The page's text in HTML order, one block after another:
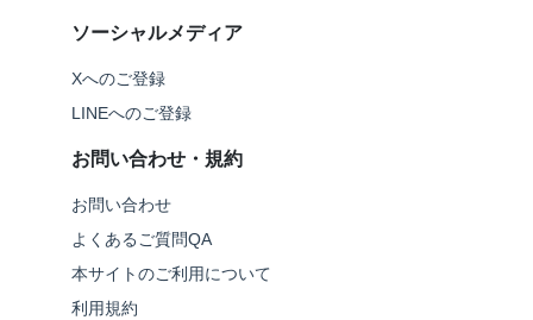
ソーシャルメディア
Xへのご登録
LINEへのご登録
お問い合わせ・規約
お問い合わせ
よくあるご質問QA
本サイトのご利用について
利用規約